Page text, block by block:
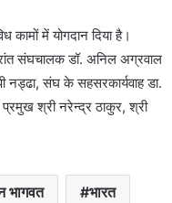
कामों में योगदान दिया है।
संघचालक डॉ. अनिल अग्रवाल
नड्ढा, संघ के सहसरकार्यवाह डा.
श्री नरेन्द्र ठाकुर, श्री
भागवत भारत